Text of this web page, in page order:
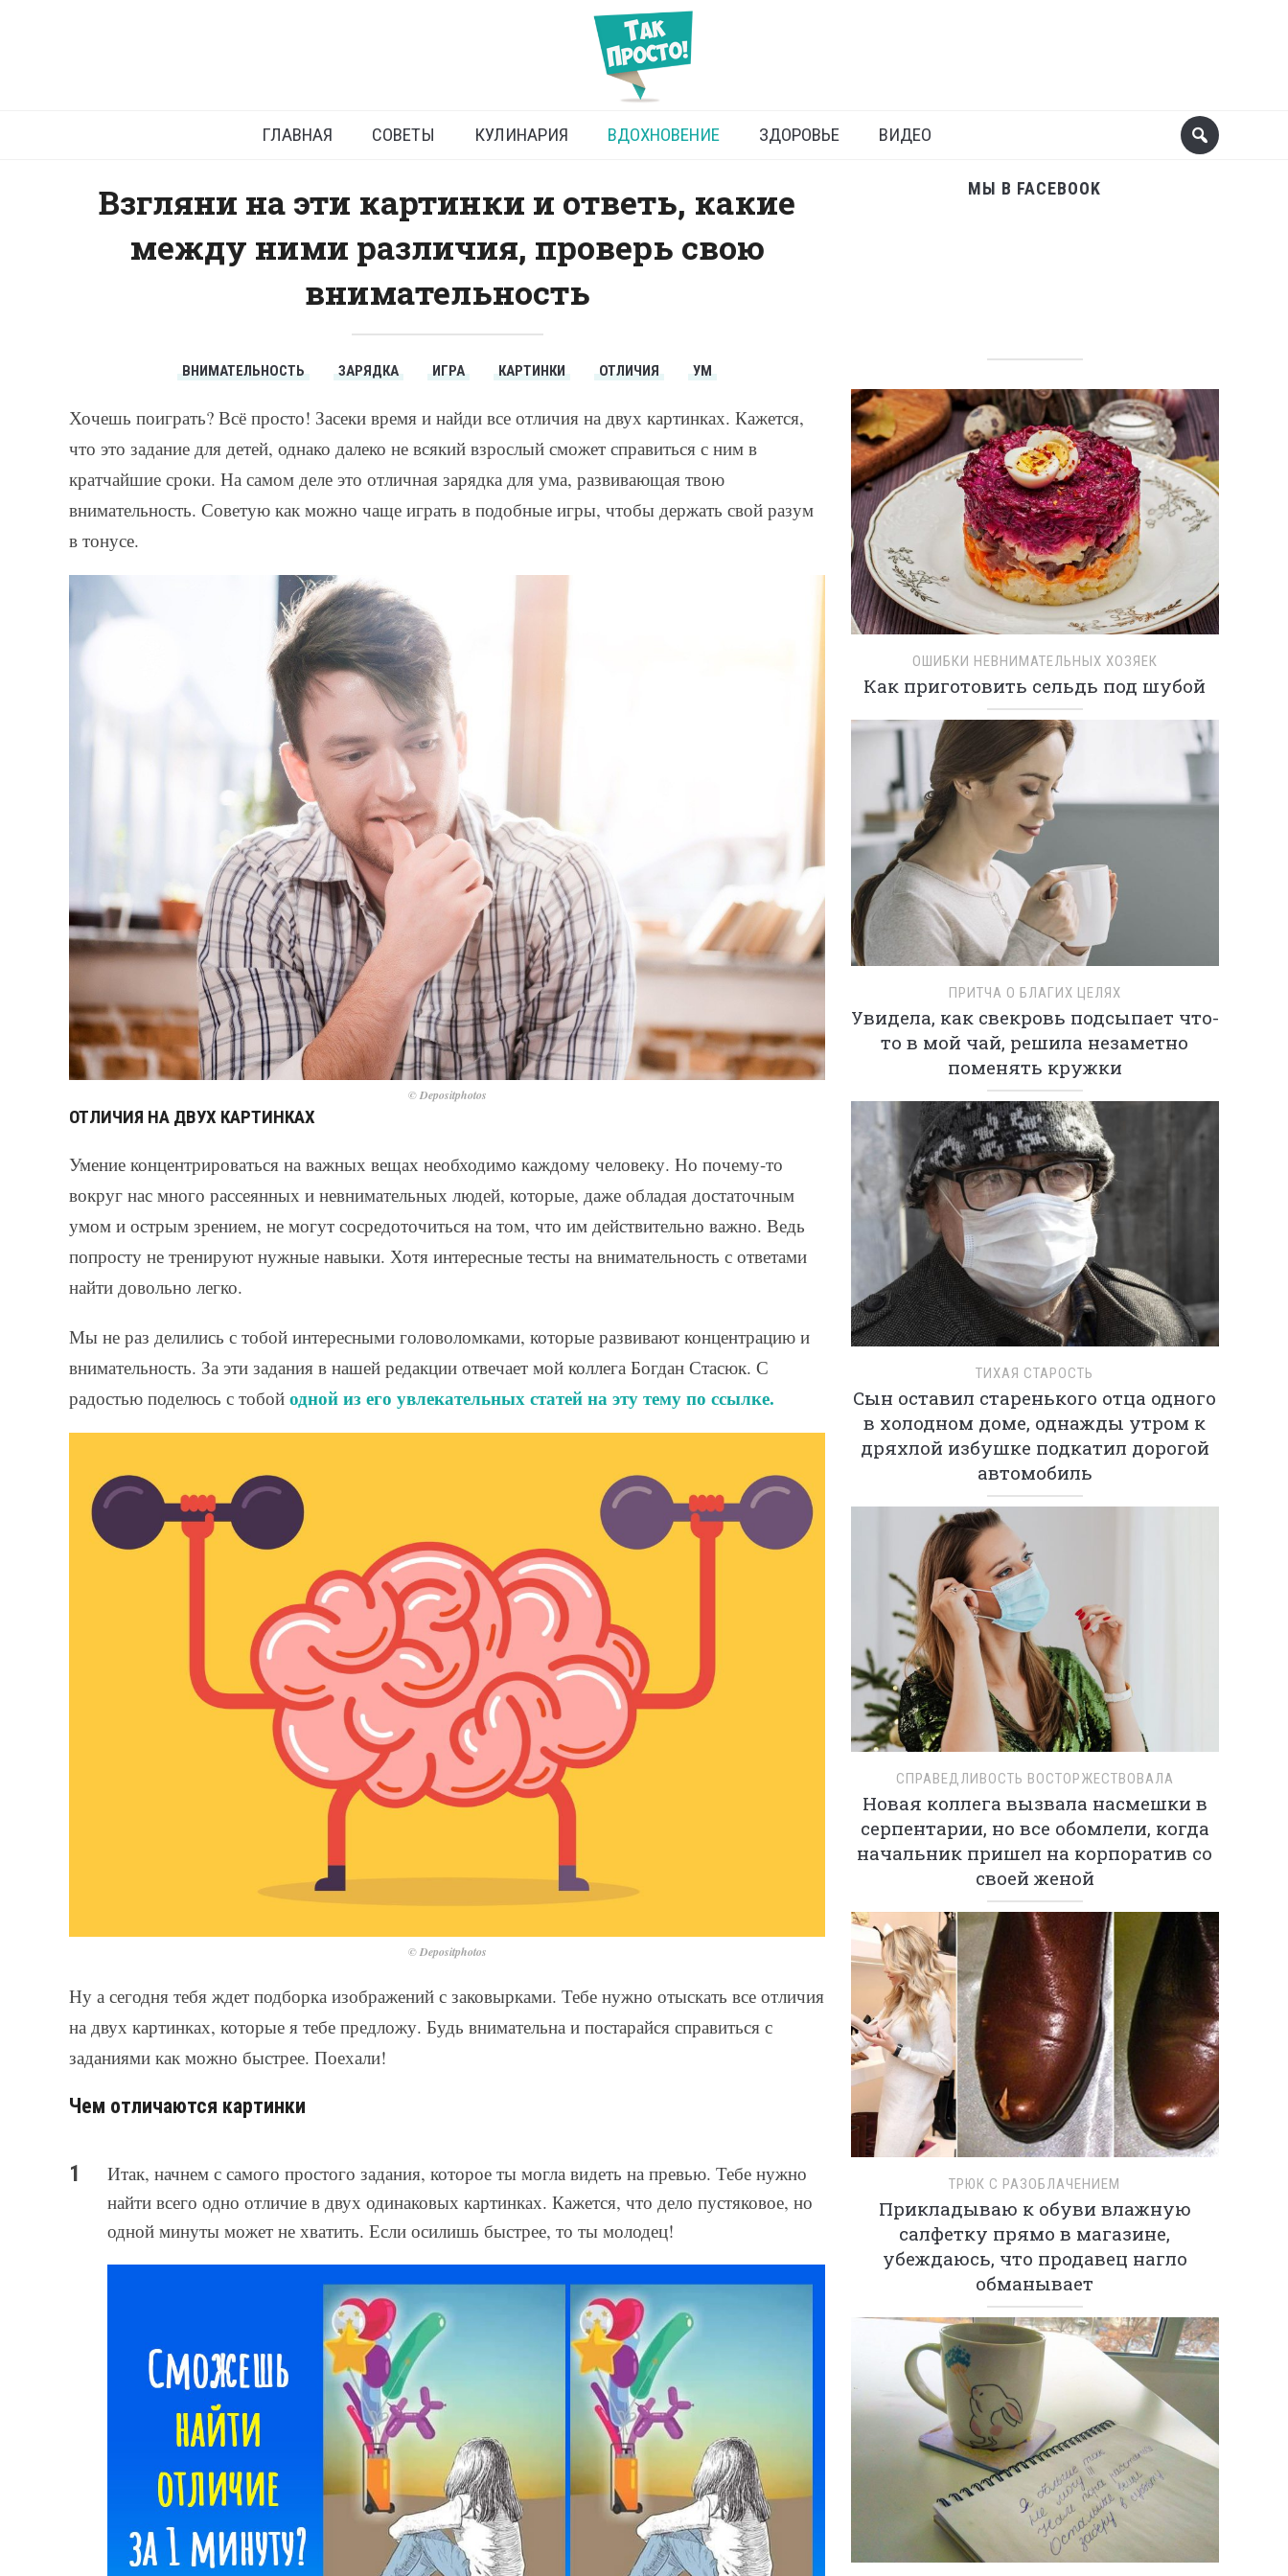
Отличия на двух картинках: игра
для взрослых
ГЛАВНАЯ СОВЕТЫ КУЛИНАРИЯ ВДОХНОВЕНИЕ ЗДОРОВЬЕ ВИДЕО
Взгляни на эти картинки и ответь, какие
между ними различия, проверь свою
внимательность
ВНИМАТЕЛЬНОСТЬ ЗАРЯДКА ИГРА КАРТИНКИ ОТЛИЧИЯ УМ
Хочешь поиграть? Всё просто! Засеки время и найди все отличия на двух картинках. Кажется,
что это задание для детей, однако далеко не всякий взрослый сможет справиться с ним в
кратчайшие сроки. На самом деле это отличная зарядка для ума, развивающая твою
внимательность. Советую как можно чаще играть в подобные игры, чтобы держать свой разум
в тонусе.
© Depositphotos
ОТЛИЧИЯ НА ДВУХ КАРТИНКАХ
Умение концентрироваться на важных вещах необходимо каждому человеку. Но почему-то
вокруг нас много рассеянных и невнимательных людей, которые, даже обладая достаточным
умом и острым зрением, не могут сосредоточиться на том, что им действительно важно. Ведь
попросту не тренируют нужные навыки. Хотя интересные тесты на внимательность с ответами
найти довольно легко.
Мы не раз делились с тобой интересными головоломками, которые развивают концентрацию и
внимательность. За эти задания в нашей редакции отвечает мой коллега Богдан Стасюк. С
радостью поделюсь с тобой одной из его увлекательных статей на эту тему по ссылке.
© Depositphotos
Ну а сегодня тебя ждет подборка изображений с заковырками. Тебе нужно отыскать все отличия
на двух картинках, которые я тебе предложу. Будь внимательна и постарайся справиться с
заданиями как можно быстрее. Поехали!
Чем отличаются картинки
Итак, начнем с самого простого задания, которое ты могла видеть на превью. Тебе нужно
найти всего одно отличие в двух одинаковых картинках. Кажется, что дело пустяковое, но
одной минуты может не хватить. Если осилишь быстрее, то ты молодец!
МЫ В FACEBOOK
ОШИБКИ НЕВНИМАТЕЛЬНЫХ ХОЗЯЕК
Как приготовить сельдь под шубой
ПРИТЧА О БЛАГИХ ЦЕЛЯХ
Увидела, как свекровь подсыпает что-
то в мой чай, решила незаметно
поменять кружки
ТИХАЯ СТАРОСТЬ
Сын оставил старенького отца одного
в холодном доме, однажды утром к
дряхлой избушке подкатил дорогой
автомобиль
СПРАВЕДЛИВОСТЬ ВОСТОРЖЕСТВОВАЛА
Новая коллега вызвала насмешки в
серпентарии, но все обомлели, когда
начальник пришел на корпоратив со
своей женой
ТРЮК С РАЗОБЛАЧЕНИЕМ
Прикладываю к обуви влажную
салфетку прямо в магазине,
убеждаюсь, что продавец нагло
обманывает